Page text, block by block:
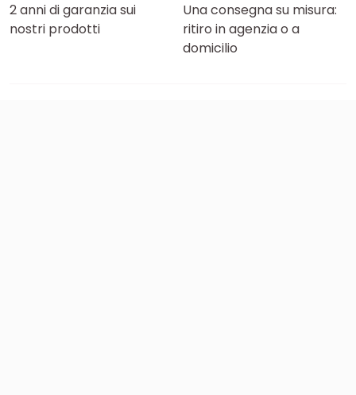
2 anni di garanzia sui
nostri prodotti
Una consegna su misura:
ritiro in agenzia o a
domicilio